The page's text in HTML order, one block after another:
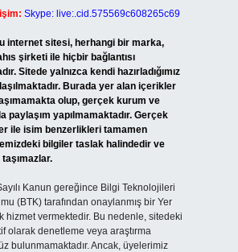
Skype: live:.cid.575569c608265c69
internet sitesi, herhangi bir marka,
şirketi ile hiçbir bağlantısı
Sitede yalnızca kendi hazırladığımız
Burada yer alan içerikler
olup, gerçek kurum ve
paylaşım yapılmamaktadır. Gerçek
ile isim benzerlikleri tamamen
bilgiler taslak halindedir ve
Kanun gereğince Bilgi Teknolojileri
(BTK) tarafından onaylanmış bir Yer
hizmet vermektedir. Bu nedenle, sitedeki
olarak denetleme veya araştırma
bulunmamaktadır. Ancak, üyelerimiz